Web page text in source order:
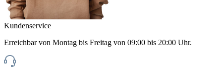
Kundenservice
Erreichbar von Montag bis Freitag von 09:00 bis 20:00 Uhr.